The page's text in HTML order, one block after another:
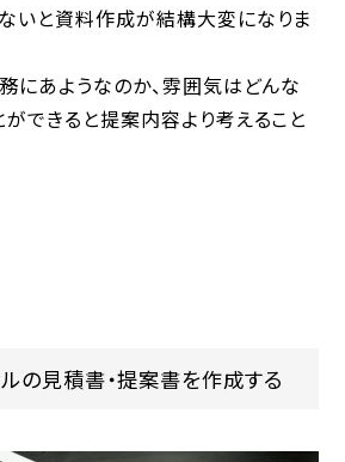
いと資料作成が結構大変になりま
にあようなのか、雰囲気はどんな
できると提案内容より考えること
の見積書・提案書を作成する